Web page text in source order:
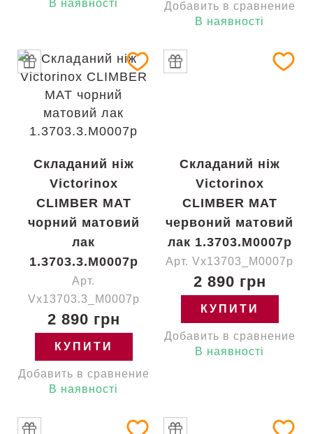
В наявності
Добавить в сравнение
В наявності
Складаний ніж
Victorinox
CLIMBER MAT
чорний матовий
лак
1.3703.3.M0007p
Арт.
Vx13703.3_M0007p
2 890 грн
КУПИТИ
Добавить в сравнение
В наявності
Складаний ніж
Victorinox
CLIMBER MAT
червоний матовий
лак 1.3703.M0007p
Арт. Vx13703_M0007p
2 890 грн
КУПИТИ
Добавить в сравнение
В наявності